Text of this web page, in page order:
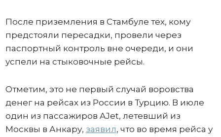
После приземления в Стамбуле тех, кому
предстояли пересадки, провели через
паспортный контроль вне очереди, и они
успели на стыковочные рейсы.
Отметим, это не первый случай воровства
денег на рейсах из России в Турцию. В июле
один из пассажиров AJet, летевший из
Москвы в Анкару, заявил, что во время рейса у